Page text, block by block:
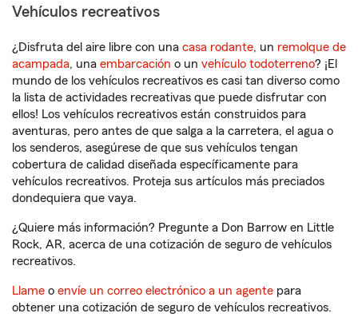
Vehículos recreativos
¿Disfruta del aire libre con una casa rodante, un remolque de
acampada, una embarcación o un vehículo todoterreno? ¡El
mundo de los vehículos recreativos es casi tan diverso como
la lista de actividades recreativas que puede disfrutar con
ellos! Los vehículos recreativos están construidos para
aventuras, pero antes de que salga a la carretera, el agua o
los senderos, asegúrese de que sus vehículos tengan
cobertura de calidad diseñada específicamente para
vehículos recreativos. Proteja sus artículos más preciados
dondequiera que vaya.
¿Quiere más información? Pregunte a Don Barrow en Little
Rock, AR, acerca de una cotización de seguro de vehículos
recreativos.
Llame o envíe un correo electrónico a un agente para
obtener una cotización de seguro de vehículos recreativos.